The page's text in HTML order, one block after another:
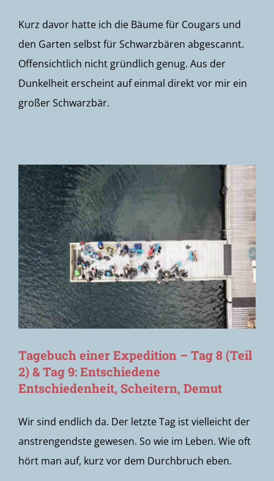
Kurz davor hatte ich die Bäume für Cougars und
den Garten selbst für Schwarzbären abgescannt.
Offensichtlich nicht gründlich genug. Aus der
Dunkelheit erscheint auf einmal direkt vor mir ein
großer Schwarzbär.
Tagebuch einer Expedition – Tag 8 (Teil
2) & Tag 9: Entschiedene
Entschiedenheit, Scheitern, Demut
Wir sind endlich da. Der letzte Tag ist vielleicht der
anstrengendste gewesen. So wie im Leben. Wie oft
hört man auf, kurz vor dem Durchbruch eben.